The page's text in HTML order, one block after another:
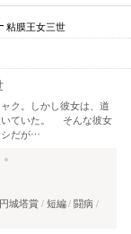
粘膜王女三世
ク。しかし彼女は、道
いていた。 そんな彼女
シだが…
円城塔賞 短編 闘病